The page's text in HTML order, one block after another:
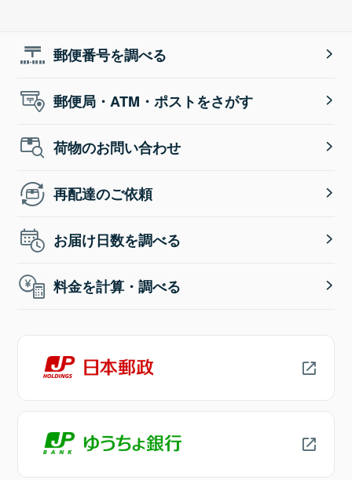
郵便番号を調べる
郵便局・ATM・ポストをさがす
荷物のお問い合わせ
再配達のご依頼
お届け日数を調べる
料金を計算・調べる